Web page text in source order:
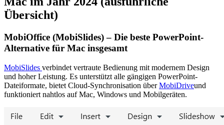
Übersicht)
MobiOffice (MobiSlides) – Die beste PowerPoint-
Alternative für Mac insgesamt
MobiSlides verbindet vertraute Bedienung mit modernem Design
und hoher Leistung. Es unterstützt alle gängigen PowerPoint-
Dateiformate, bietet Cloud-Synchronisation überMobiDriveund
funktioniert nahtlos auf Mac, Windows und Mobilgeräten.